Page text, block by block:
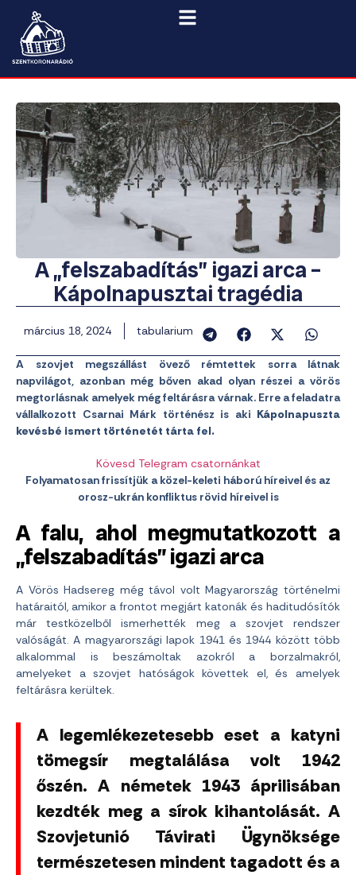
A „felszabadítás” igazi arca –
Kápolnapusztai tragédia
március 18, 2024 tabularium
A szovjet megszállást övező rémtettek sorra látnak
napvilágot, azonban még bőven akad olyan részei a vörös
megtorlásnak amelyek még feltárásra várnak. Erre a feladatra
vállalkozott Csarnai Márk történész is aki Kápolnapuszta
kevésbé ismert történetét tárta fel.
Kövesd Telegram csatornánkat
Folyamatosan frissítjük a közel-keleti háború híreivel és az
orosz-ukrán konfliktus rövid híreivel is
A falu, ahol megmutatkozott a
„felszabadítás” igazi arca
A Vörös Hadsereg még távol volt Magyarország történelmi
határaitól, amikor a frontot megjárt katonák és haditudósítók
már testközelből ismerhették meg a szovjet rendszer
valóságát. A magyarországi lapok 1941 és 1944 között több
alkalommal is beszámoltak azokról a borzalmakról,
amelyeket a szovjet hatóságok követtek el, és amelyek
feltárásra kerültek.
A legemlékezetesebb eset a katyni
tömegsír megtalálása volt 1942
őszén. A németek 1943 áprilisában
kezdték meg a sírok kihantolását. A
Szovjetunió Távirati Ügynöksége
természetesen mindent tagadott és a